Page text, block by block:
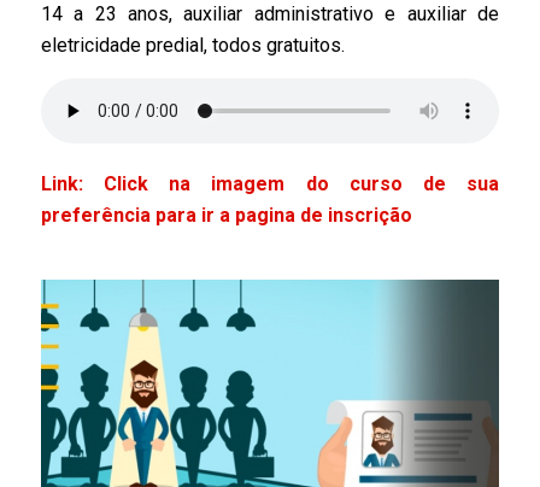
14 a 23 anos, auxiliar administrativo e auxiliar de
eletricidade predial, todos gratuitos.
Link: Clickna imagem do curso de sua
preferência para ir a pagina de inscrição